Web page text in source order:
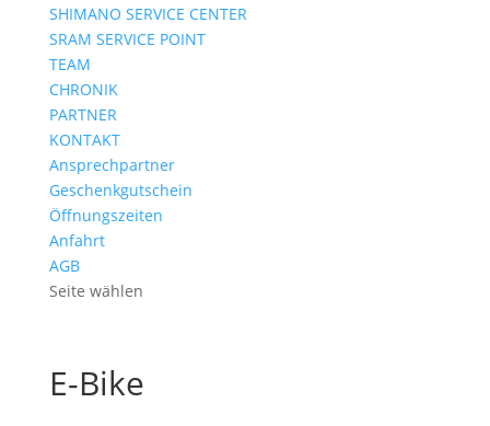
SHIMANO SERVICE CENTER
SRAM SERVICE POINT
TEAM
CHRONIK
PARTNER
KONTAKT
Ansprechpartner
Geschenkgutschein
Öffnungszeiten
Anfahrt
AGB
Seite wählen
E-Bike